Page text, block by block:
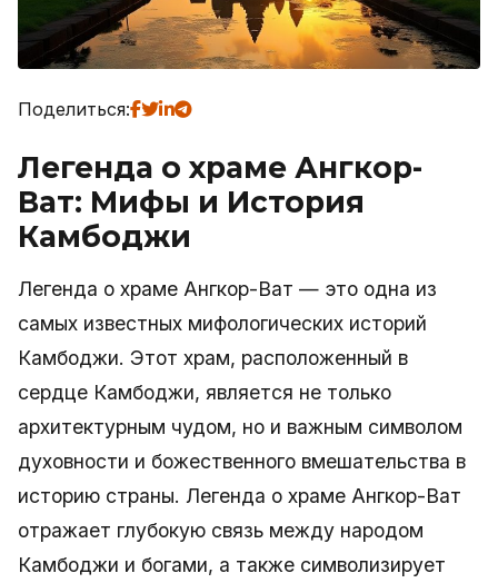
Поделиться:
Легенда о храме Ангкор-
Ват: Мифы и История
Камбоджи
Легенда о храме Ангкор-Ват — это одна из
самых известных мифологических историй
Камбоджи. Этот храм, расположенный в
сердце Камбоджи, является не только
архитектурным чудом, но и важным символом
духовности и божественного вмешательства в
историю страны. Легенда о храме Ангкор-Ват
отражает глубокую связь между народом
Камбоджи и богами, а также символизирует